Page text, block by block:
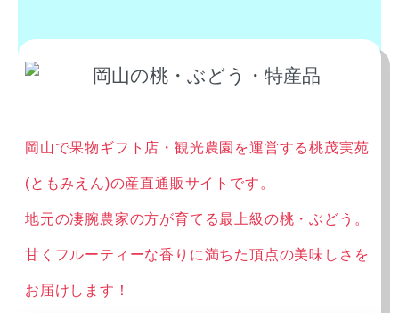
岡山で果物ギフト店・観光農園を運営する桃茂実苑
(ともみえん)の産直通販サイトです。
地元の凄腕農家の方が育てる最上級の桃・ぶどう。
甘くフルーティーな香りに満ちた頂点の美味しさを
お届けします！